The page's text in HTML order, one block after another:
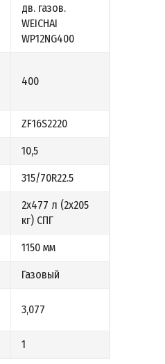
дв. газов.
WEICHAI
WP12NG400
400
ZF16S2220
10,5
315/70R22.5
2х477 л (2х205
кг) СПГ
1150 мм
Газовый
3,077
1